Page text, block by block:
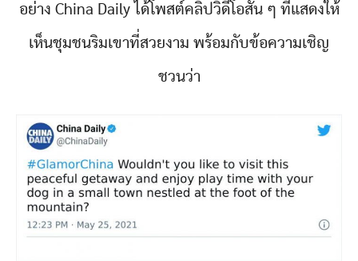
อย่าง China Daily ได้โพสต์คลิปวิดีโอสั้น ๆ ที่แสดงให้
เห็นชุมชนริมเขาที่สวยงาม พร้อมกับข้อความเชิญ
ชวนว่า